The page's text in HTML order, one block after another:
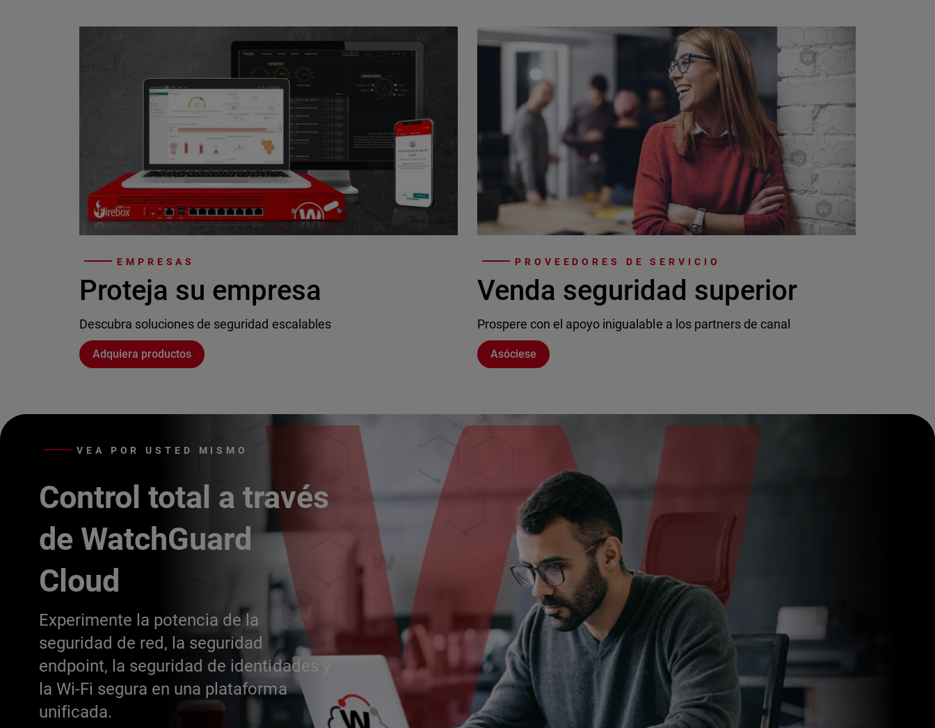
EMPRESAS
Proteja su empresa
Descubra soluciones de seguridad escalables
Adquiera productos
PROVEEDORES DE SERVICIO
Venda seguridad superior
Prospere con el apoyo inigualable a los partners de canal
Asóciese
VEA POR USTED MISMO
Control total a través
de WatchGuard
Cloud
Experimente la potencia de la
seguridad de red, la seguridad
endpoint, la seguridad de identidades y
la Wi-Fi segura en una plataforma
unificada.